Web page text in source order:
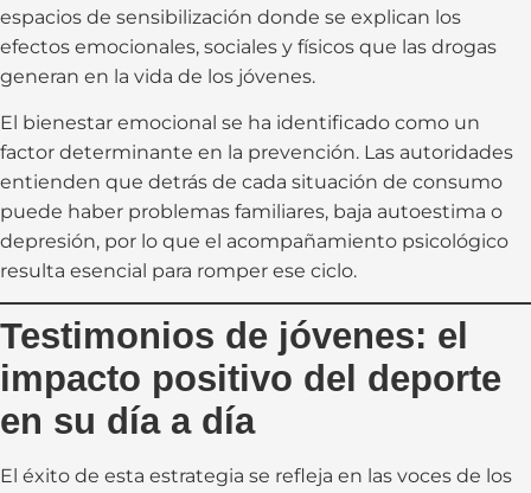
espacios de sensibilización donde se explican los
efectos emocionales, sociales y físicos que las drogas
generan en la vida de los jóvenes.
El bienestar emocional se ha identificado como un
factor determinante en la prevención. Las autoridades
entienden que detrás de cada situación de consumo
puede haber problemas familiares, baja autoestima o
depresión, por lo que el acompañamiento psicológico
resulta esencial para romper ese ciclo.
Testimonios de jóvenes: el
impacto positivo del deporte
en su día a día
El éxito de esta estrategia se refleja en las voces de los